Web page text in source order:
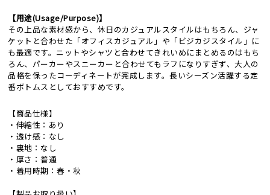
【用途(Usage/Purpose)】
その上品な素材感から、休日のカジュアルスタイルはもちろん、ジャ
ケットと合わせた「オフィスカジュアル」や「ビジカジスタイル」に
も最適です。ニットやシャツと合わせてきれいめにまとめるのはもち
ろん、パーカーやスニーカーと合わせてもラフになりすぎず、大人の
品格を保ったコーディネートが完成します。長いシーズン活躍する定
番ボトムスとしておすすめです。
【商品仕様】
・伸縮性：あり
・透け感：なし
・裏地：なし
・厚さ：普通
・着用時期：春・秋